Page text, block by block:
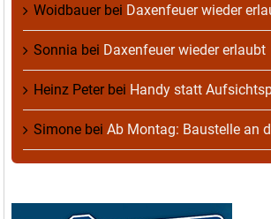
Woidbauerbei Daxenfeuer wieder
Sonnia bei Daxenfeuer wieder erlaubt
Heinz Peterbei Handy statt
Simone bei Ab Montag: Baustelle an